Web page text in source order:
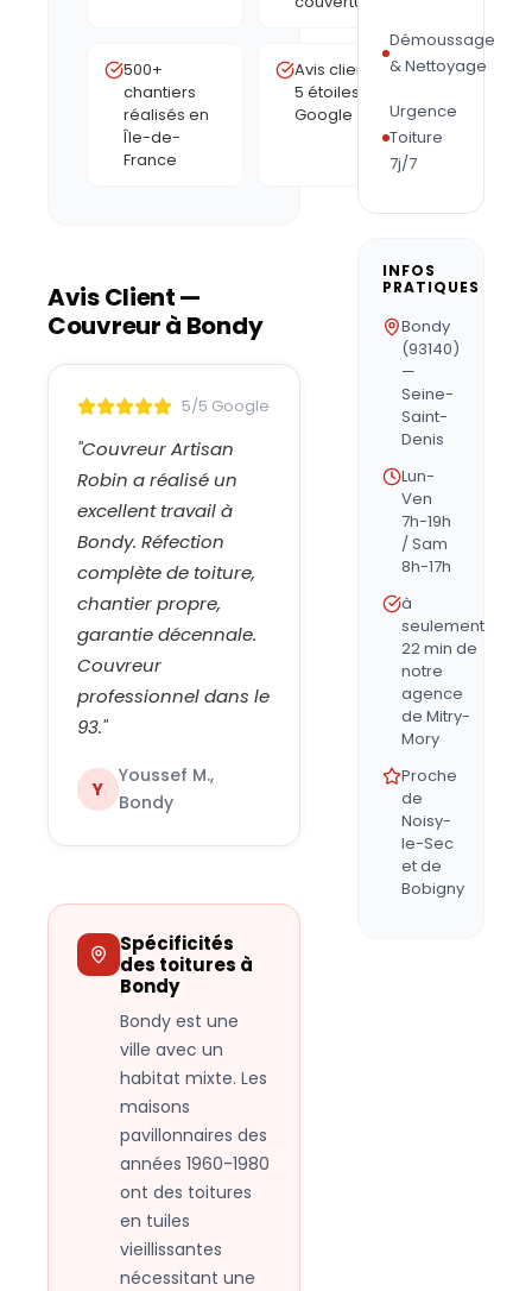
500+
chantiers
réalisés en
Île-de-
France
Avis clients
5 étoiles
Google
Avis Client —
Couvreur à Bondy
5/5 Google
"Couvreur Artisan
Robin a réalisé un
excellent travail à
Bondy. Réfection
complète de toiture,
chantier propre,
garantie décennale.
Couvreur
professionnel dans le
93."
Y
Youssef M.,
Bondy
Spécificités
des toitures à
Bondy
Bondy est une
ville avec un
habitat mixte. Les
maisons
pavillonnaires des
années 1960-1980
ont des toitures
en tuiles
vieillissantes
nécessitant une
Démoussage
& Nettoyage
Urgence
Toiture
7j/7
INFOS
PRATIQUES
Bondy
(93140)
—
Seine-
Saint-
Denis
Lun-
Ven
7h-19h
/ Sam
8h-17h
à
seulement
22 min de
notre
agence
de Mitry-
Mory
Proche
de
Noisy-
le-Sec
et de
Bobigny